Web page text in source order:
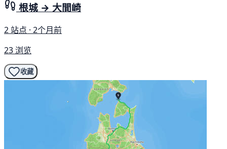
根城 → 大間崎
2 站点 · 2个月前
23 浏览
收藏